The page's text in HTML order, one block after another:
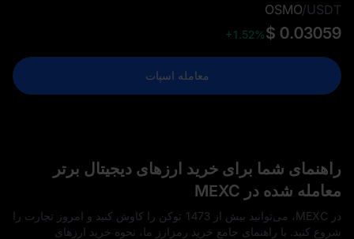
OSMO/USDT
$ 0.03059
+1.52%
معامله اسپات
راهنمای شما برای خرید ارزهای دیجیتال برتر
معامله شده در MEXC
در MEXC، می‌توانید بیش از 1473 توکن را کاوش کنید و امروز تجارت را
شروع کنید. با راهنمای جامع خرید رمزارز ما، نحوه خرید ارزهای